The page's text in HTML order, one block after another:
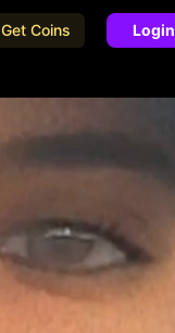
Get Coins Login